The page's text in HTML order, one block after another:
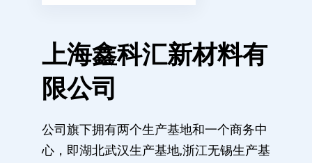
上海鑫科汇新材料有
限公司
公司旗下拥有两个生产基地和一个商务中
心，即湖北武汉生产基地,浙江无锡生产基